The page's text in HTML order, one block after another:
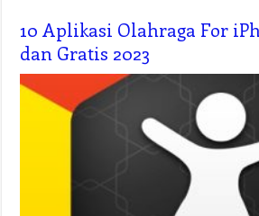
10 Aplikasi Olahraga For
dan Gratis 2023